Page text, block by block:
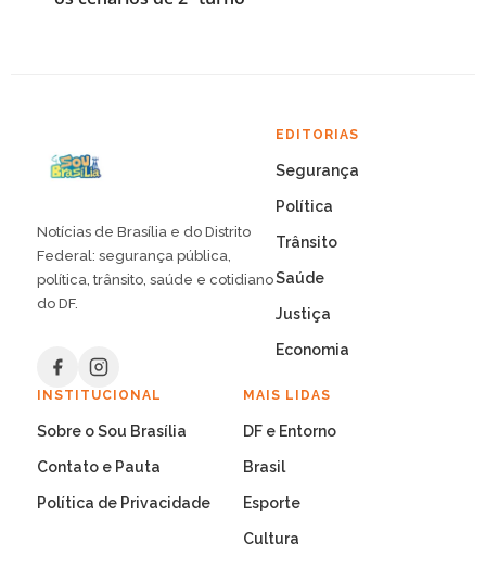
Notícias de Brasília e do Distrito
Federal: segurança pública,
política, trânsito, saúde e cotidiano
do DF.
EDITORIAS
Segurança
Política
Trânsito
Saúde
Justiça
Economia
INSTITUCIONAL
Sobre o Sou Brasília
Contato e Pauta
Política de Privacidade
MAIS LIDAS
DF e Entorno
Brasil
Esporte
Cultura